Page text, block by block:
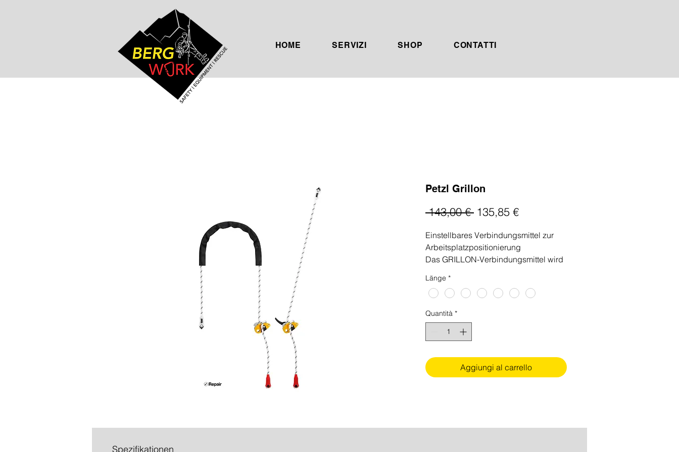
HOME SERVIZI SHOP CONTATTI
Petzl Grillon
143,00 € Prezzo
135,85 €Prezzo
Einstellbares Verbindungsmittel zur
Arbeitsplatzpositionierung
Das GRILLON-Verbindungsmittel wird
Auffangvorrichtung zur
Arbeitsplatzpositionierung verwendet.
Es ermöglicht eine präzise und
einfache Längeneinstellung
entsprechend den speziellen
Anforderungen des Arbeitsplatzes, um
eine komfortable Arbeitsposition zu
gewährleisten. Es kann entsprechend
der Konfiguration entweder an der
sieben Längen (2, 3, 4, 5, 10, 15 und
Länge *
Quantità *
Aggiungi al carrello
Spezifikationen